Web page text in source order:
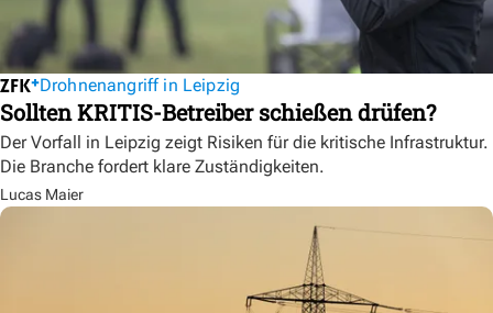
Drohnenangriff in Leipzig
Sollten KRITIS-Betreiber schießen drüfen?
Der Vorfall in Leipzig zeigt Risiken für die kritische Infrastruktur.
Die Branche fordert klare Zuständigkeiten.
Lucas Maier